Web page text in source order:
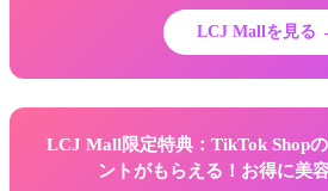
LCJ Mallを見る
LCJ Mall限定特典：TikTok Shop
ントがもらえる！お得に美